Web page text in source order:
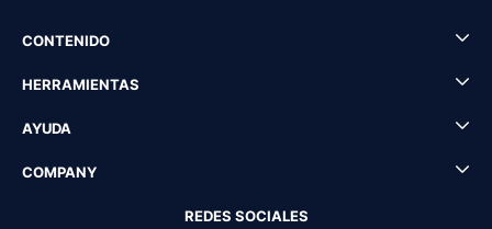
CONTENIDO
HERRAMIENTAS
AYUDA
COMPANY
REDES SOCIALES